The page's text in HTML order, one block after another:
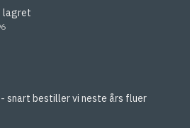
lagret
snart bestiller vi neste års fluer